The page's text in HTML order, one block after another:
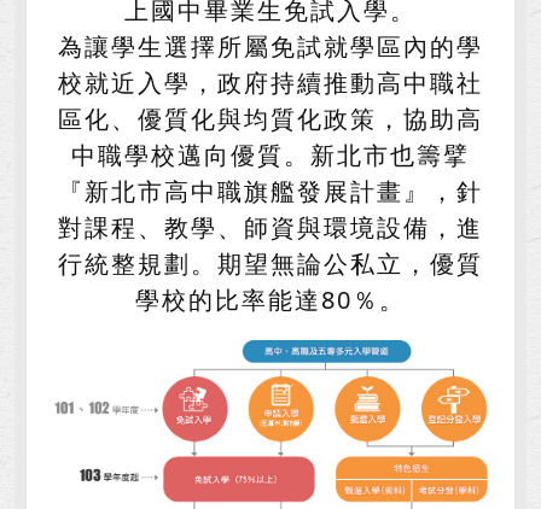
上國中畢業生免試入學。
為讓學生選擇所屬免試就學區內的學
校就近入學，政府持續推動高中職社
區化、優質化與均質化政策，協助高
中職學校邁向優質。新北市也籌擘
『新北市高中職旗艦發展計畫』，針
對課程、教學、師資與環境設備，進
行統整規劃。期望無論公私立，優質
學校的比率能達80％。